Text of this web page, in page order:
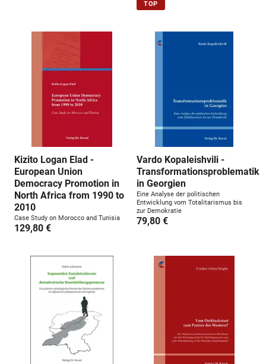
TOP
Kizito Logan Elad -
European Union
Democracy Promotion in
North Africa from 1990 to
2010
Case Study on Morocco and Tunisia
129,80 €
Vardo Kopaleishvili -
Transformationsproblematik
in Georgien
Eine Analyse der politischen
Entwicklung vom Totalitarismus bis
zur Demokratie
79,80 €